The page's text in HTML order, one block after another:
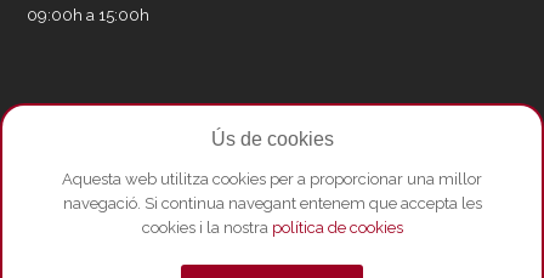
09:00h a 15:00h
Xarxes socials
FacebookInstagram
Whatsapp
Youtube
Ús de cookies
Aquesta web utilitza cookies per a proporcionar una millor
navegació. Si continua navegant entenem que accepta les
cookies i la nostra política de cookies